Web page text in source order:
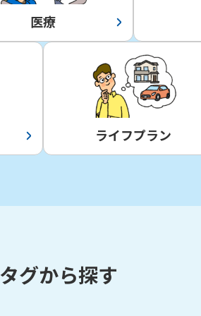
医療
ライフプラン
タグから探す